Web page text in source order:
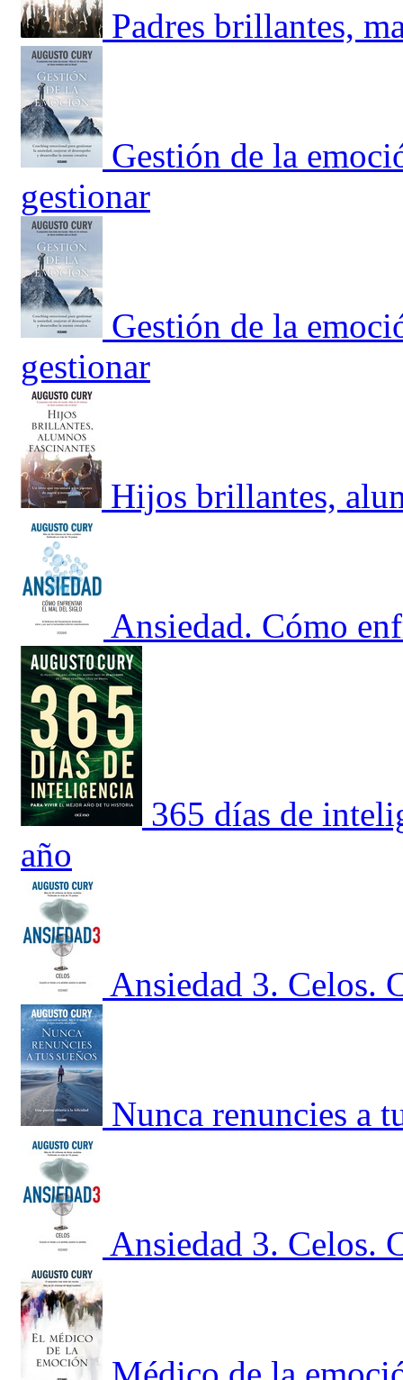
Padres brillantes,
Gestión de la
gestionar
Gestión de la
gestionar
Hijos brillantes,
Ansiedad. Cómo
365 días de
año
Ansiedad 3. Celos.
Nunca renuncies a
Ansiedad 3. Celos.